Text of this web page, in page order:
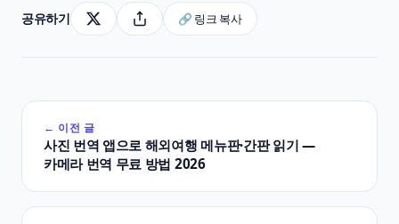
공유하기 🔗 링크 복사
← 이전 글
사진 번역 앱으로 해외여행 메뉴판·간판 읽기 —
카메라 번역 무료 방법 2026